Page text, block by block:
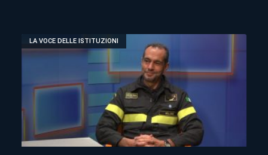
LA VOCE DELLE ISTITUZIONI